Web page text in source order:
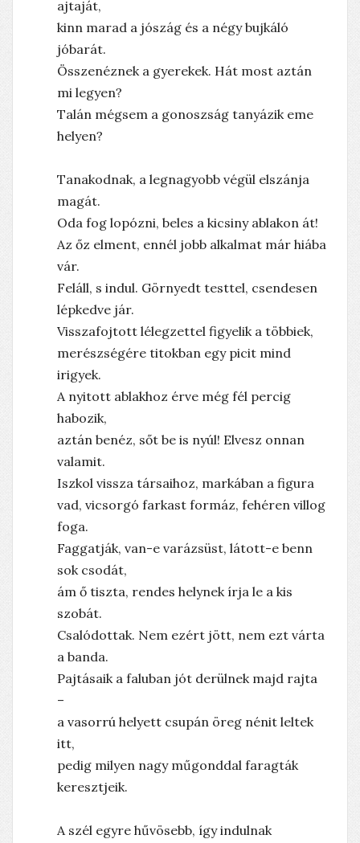
ajtaját,
kinn marad a jószág és a négy bujkáló
jóbarát.
Összenéznek a gyerekek. Hát most aztán
mi legyen?
Talán mégsem a gonoszság tanyázik eme
helyen?
Tanakodnak, a legnagyobb végül elszánja
magát.
Oda fog lopózni, beles a kicsiny ablakon át!
Az őz elment, ennél jobb alkalmat már hiába
vár.
Feláll, s indul. Görnyedt testtel, csendesen
lépkedve jár.
Visszafojtott lélegzettel figyelik a többiek,
merészségére titokban egy picit mind
irigyek.
A nyitott ablakhoz érve még fél percig
habozik,
aztán benéz, sőt be is nyúl! Elvesz onnan
valamit.
Iszkol vissza társaihoz, markában a figura
vad, vicsorgó farkast formáz, fehéren villog
foga.
Faggatják, van-e varázsüst, látott-e benn
sok csodát,
ám ő tiszta, rendes helynek írja le a kis
szobát.
Csalódottak. Nem ezért jött, nem ezt várta
a banda.
Pajtásaik a faluban jót derülnek majd rajta
–
a vasorrú helyett csupán öreg nénit leltek
itt,
pedig milyen nagy műgonddal faragták
keresztjeik.
A szél egyre hűvösebb, így indulnak